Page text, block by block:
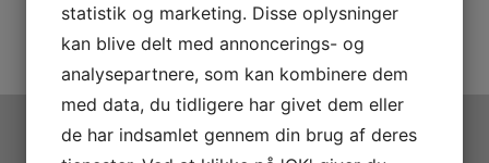
statistik og marketing. Disse oplysninger
kan blive delt med annoncerings- og
analysepartnere, som kan kombinere dem
med data, du tidligere har givet dem eller
de har indsamlet gennem din brug af deres